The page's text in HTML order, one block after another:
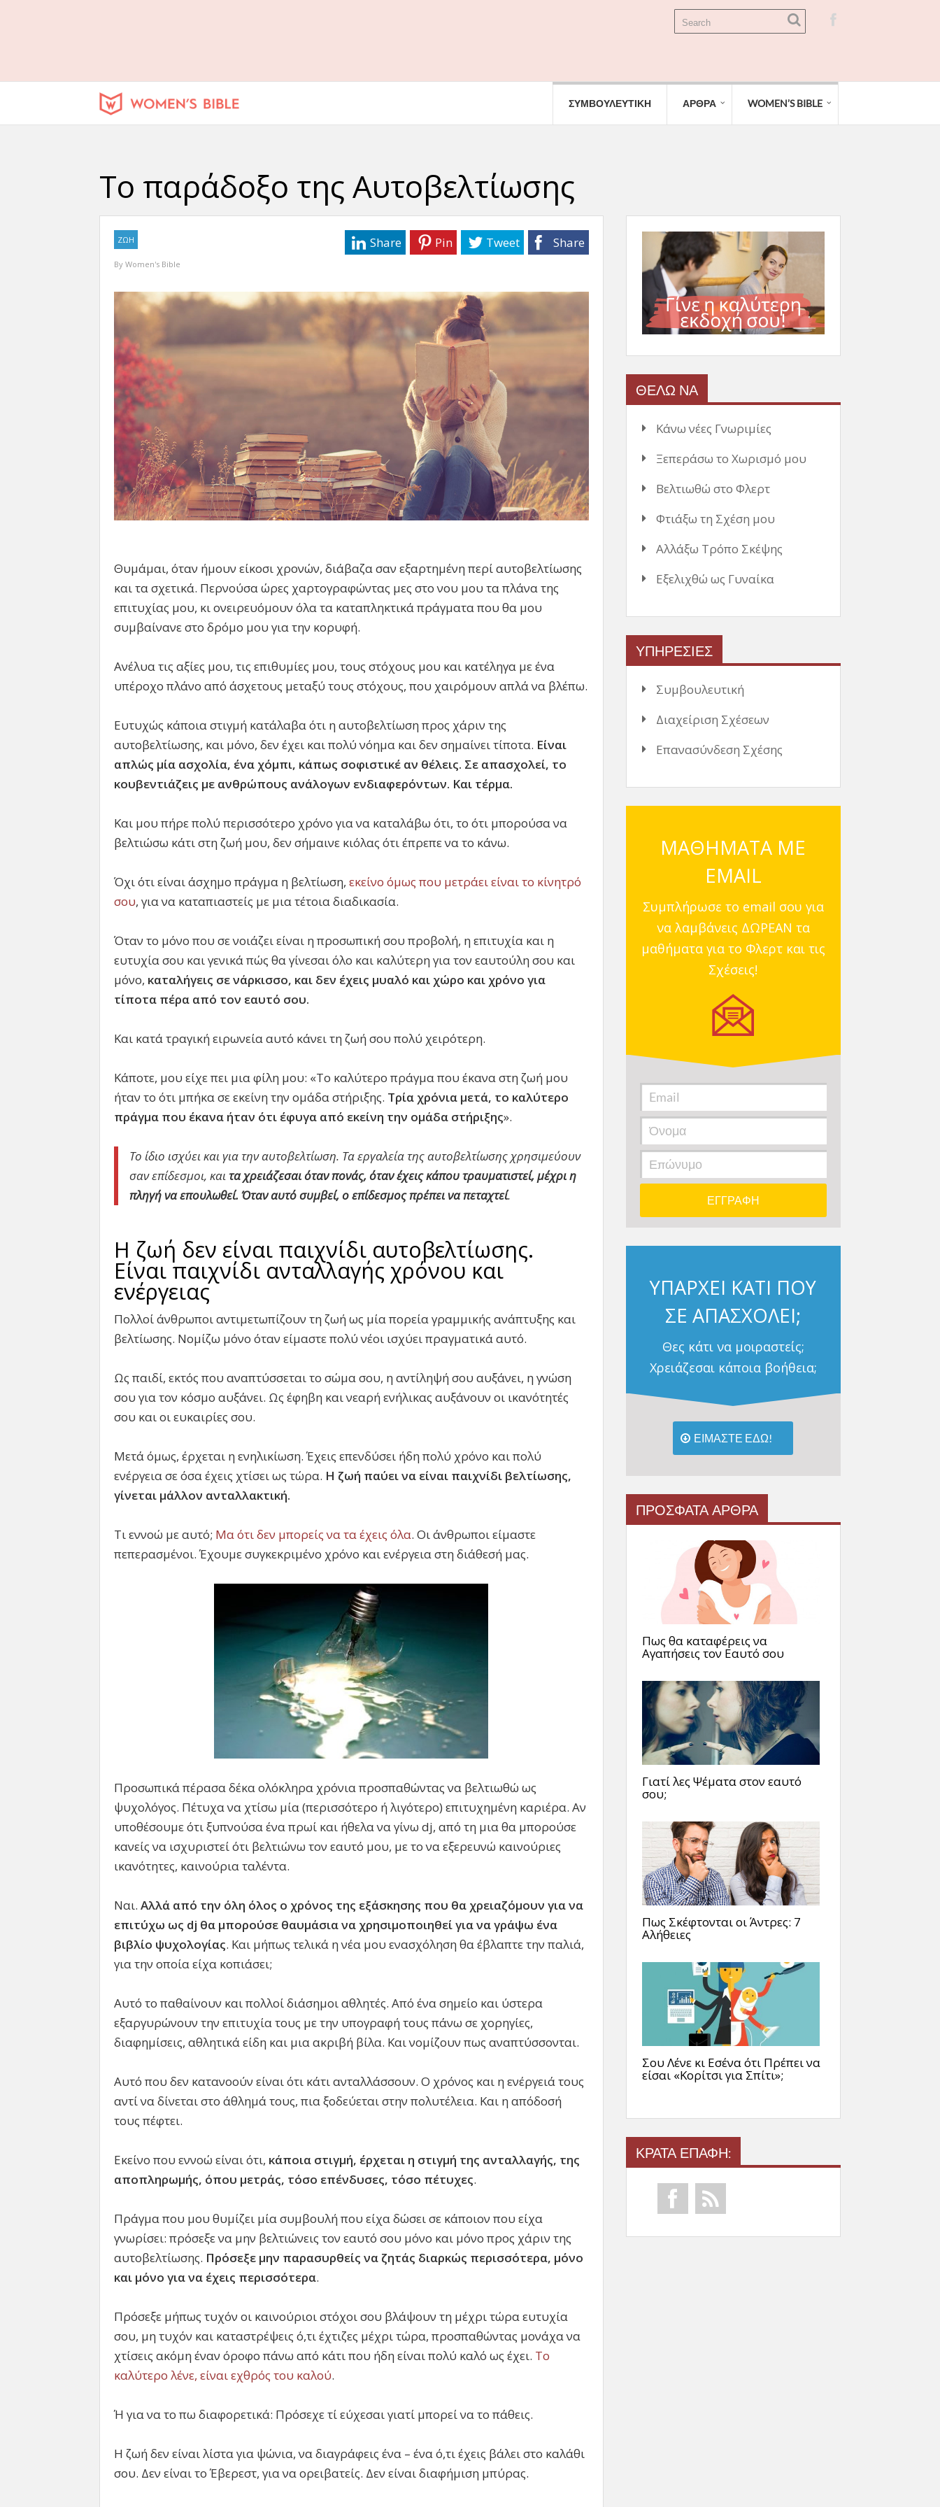
ΣΥΜΒΟΥΛΕΥΤΙΚΗ ΑΡΘΡΑ WOMEN’S BIBLE
Το παράδοξο της Αυτοβελτίωσης
ΖΩΗ
By Women's Bible
Share
Tweet
Pin
Share
Θυμάμαι, όταν ήμουν είκοσι χρονών, διάβαζα σαν εξαρτημένη περί αυτοβελτίωσης
και τα σχετικά. Περνούσα ώρες χαρτογραφώντας μες στο νου μου τα πλάνα της
επιτυχίας μου, κι ονειρευόμουν όλα τα καταπληκτικά πράγματα που θα μου
συμβαίνανε στο δρόμο μου για την κορυφή.
Ανέλυα τις αξίες μου, τις επιθυμίες μου, τους στόχους μου και κατέληγα με ένα
υπέροχο πλάνο από άσχετους μεταξύ τους στόχους, που χαιρόμουν απλά να βλέπω.
Ευτυχώς κάποια στιγμή κατάλαβα ότι η αυτοβελτίωση προς χάριν της
αυτοβελτίωσης, και μόνο, δεν έχει και πολύ νόημα και δεν σημαίνει τίποτα. Είναι
απλώς μία ασχολία, ένα χόμπι, κάπως σοφιστικέ αν θέλεις. Σε απασχολεί, το
κουβεντιάζεις με ανθρώπους ανάλογων ενδιαφερόντων. Και τέρμα.
Και μου πήρε πολύ περισσότερο χρόνο για να καταλάβω ότι, το ότι μπορούσα να
βελτιώσω κάτι στη ζωή μου, δεν σήμαινε κιόλας ότι έπρεπε να το κάνω.
Όχι ότι είναι άσχημο πράγμα η βελτίωση, εκείνο όμως που μετράει είναι το κίνητρό
σου, για να καταπιαστείς με μια τέτοια διαδικασία.
Όταν το μόνο που σε νοιάζει είναι η προσωπική σου προβολή, η επιτυχία και η
ευτυχία σου και γενικά πώς θα γίνεσαι όλο και καλύτερη για τον εαυτούλη σου και
μόνο, καταλήγεις σε νάρκισσο, και δεν έχεις μυαλό και χώρο και χρόνο για
τίποτα πέρα από τον εαυτό σου.
Και κατά τραγική ειρωνεία αυτό κάνει τη ζωή σου πολύ χειρότερη.
Κάποτε, μου είχε πει μια φίλη μου: «Το καλύτερο πράγμα που έκανα στη ζωή μου
ήταν το ότι μπήκα σε εκείνη την ομάδα στήριξης. Τρία χρόνια μετά, το καλύτερο
πράγμα που έκανα ήταν ότι έφυγα από εκείνη την ομάδα στήριξης».
Το ίδιο ισχύει και για την αυτοβελτίωση. Τα εργαλεία της αυτοβελτίωσης χρησιμεύουν
σαν επίδεσμοι, καιτα χρειάζεσαι όταν πονάς, όταν έχεις κάπου τραυματιστεί, μέχρι η
πληγή να επουλωθεί. Όταν αυτό συμβεί, ο επίδεσμος πρέπει να πεταχτεί.
Η ζωή δεν είναι παιχνίδι αυτοβελτίωσης.
Είναι παιχνίδι ανταλλαγής χρόνου και
ενέργειας
Πολλοί άνθρωποι αντιμετωπίζουν τη ζωή ως μία πορεία γραμμικής ανάπτυξης και
βελτίωσης. Νομίζω μόνο όταν είμαστε πολύ νέοι ισχύει πραγματικά αυτό.
Ως παιδί, εκτός που αναπτύσσεται το σώμα σου, η αντίληψή σου αυξάνει, η γνώση
σου για τον κόσμο αυξάνει. Ως έφηβη και νεαρή ενήλικας αυξάνουν οι ικανότητές
σου και οι ευκαιρίες σου.
Μετά όμως, έρχεται η ενηλικίωση. Έχεις επενδύσει ήδη πολύ χρόνο και πολύ
ενέργεια σε όσα έχεις χτίσει ως τώρα. Η ζωή παύει να είναι παιχνίδι βελτίωσης,
γίνεται μάλλον ανταλλακτική.
Τι εννοώ με αυτό; Μα ότι δεν μπορείς να τα έχεις όλα. Οι άνθρωποι είμαστε
πεπερασμένοι. Έχουμε συγκεκριμένο χρόνο και ενέργεια στη διάθεσή μας.
Προσωπικά πέρασα δέκα ολόκληρα χρόνια προσπαθώντας να βελτιωθώ ως
ψυχολόγος. Πέτυχα να χτίσω μία (περισσότερο ή λιγότερο) επιτυχημένη καριέρα. Αν
υποθέσουμε ότι ξυπνούσα ένα πρωί και ήθελα να γίνω dj, από τη μια θα μπορούσε
κανείς να ισχυριστεί ότι βελτιώνω τον εαυτό μου, με το να εξερευνώ καινούριες
ικανότητες, καινούρια ταλέντα.
Ναι. Αλλά από την όλη όλος ο χρόνος της εξάσκησης που θα χρειαζόμουν για να
επιτύχω ως dj θα μπορούσε θαυμάσια να χρησιμοποιηθεί για να γράψω ένα
βιβλίο ψυχολογίας. Και μήπως τελικά η νέα μου ενασχόληση θα έβλαπτε την παλιά,
για την οποία είχα κοπιάσει;
Αυτό το παθαίνουν και πολλοί διάσημοι αθλητές. Από ένα σημείο και ύστερα
εξαργυρώνουν την επιτυχία τους με την υπογραφή τους πάνω σε χορηγίες,
διαφημίσεις, αθλητικά είδη και μια ακριβή βίλα. Και νομίζουν πως αναπτύσσονται.
Αυτό που δεν κατανοούν είναι ότι κάτι ανταλλάσσουν. Ο χρόνος και η ενέργειά τους
αντί να δίνεται στο άθλημά τους, πια ξοδεύεται στην πολυτέλεια. Και η απόδοσή
τους πέφτει.
Εκείνο που εννοώ είναι ότι, κάποια στιγμή, έρχεται η στιγμή της ανταλλαγής, της
αποπληρωμής, όπου μετράς, τόσο επένδυσες, τόσο πέτυχες.
Πράγμα που μου θυμίζει μία συμβουλή που είχα δώσει σε κάποιον που είχα
γνωρίσει: πρόσεξε να μην βελτιώνεις τον εαυτό σου μόνο και μόνο προς χάριν της
αυτοβελτίωσης. Πρόσεξε μην παρασυρθείς να ζητάς διαρκώς περισσότερα, μόνο
και μόνο για να έχεις περισσότερα.
Πρόσεξε μήπως τυχόν οι καινούριοι στόχοι σου βλάψουν τη μέχρι τώρα ευτυχία
σου, μη τυχόν και καταστρέψεις ό,τι έχτιζες μέχρι τώρα, προσπαθώντας μονάχα να
χτίσεις ακόμη έναν όροφο πάνω από κάτι που ήδη είναι πολύ καλό ως έχει. Το
καλύτερο λένε, είναι εχθρός του καλού.
Ή για να το πω διαφορετικά: Πρόσεχε τί εύχεσαι γιατί μπορεί να το πάθεις.
Η ζωή δεν είναι λίστα για ψώνια, να διαγράφεις ένα – ένα ό,τι έχεις βάλει στο καλάθι
σου. Δεν είναι το Έβερεστ, για να ορειβατείς. Δεν είναι διαφήμιση μπύρας.
ΘΕΛΩ ΝΑ
Κάνω νέες Γνωριμίες
Ξεπεράσω το Χωρισμό μου
Βελτιωθώ στο Φλερτ
Φτιάξω τη Σχέση μου
Αλλάξω Τρόπο Σκέψης
Εξελιχθώ ως Γυναίκα
ΥΠΗΡΕΣΙΕΣ
Συμβουλευτική
Διαχείριση Σχέσεων
Επανασύνδεση Σχέσης
ΜΑΘΗΜΑΤΑ ΜΕ
EMAIL
Συμπλήρωσε το email σου για
να λαμβάνεις ΔΩΡΕΑΝ τα
μαθήματα για το Φλερτ και τις
Σχέσεις!
ΥΠΑΡΧΕΙ ΚΑΤΙ ΠΟΥ
ΣΕ ΑΠΑΣΧΟΛΕΙ;
Θες κάτι να μοιραστείς;
Χρειάζεσαι κάποια βοήθεια;
ΕΙΜΑΣΤΕ ΕΔΩ!
ΠΡΟΣΦΑΤΑ ΑΡΘΡΑ
Πως θα καταφέρεις να
Αγαπήσεις τον Εαυτό σου
Γιατί λες Ψέματα στον εαυτό
σου;
Πως Σκέφτονται οι Άντρες: 7
Αλήθειες
Σου Λένε κι Εσένα ότι Πρέπει να
είσαι «Κορίτσι για Σπίτι»;
ΚΡΑΤΑ ΕΠΑΦΗ: